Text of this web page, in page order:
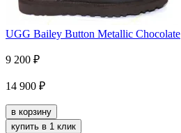
UGG Bailey Button Metallic Chocolate
9 200 ₽
14 900 ₽
в корзину
купить в 1 клик